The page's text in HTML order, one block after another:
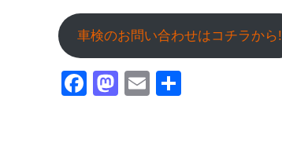
車検のお問い合わせはコチラから!
Facebook
Mastodon
Email